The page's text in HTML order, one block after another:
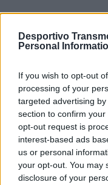
Desportivo
Personal
If you wish to opt-out
processing of your
targeted advertising
section to confirm
opt-out request is
interest-based ads
us or personal
your opt-out. You may
disclosure of your
O treinador de 53 anos,
atual último classificado
José Manuel Viaje terá
Bruno Liberato. André
A estreia da nova
domingo (11h), em
Por Francisco Mendes